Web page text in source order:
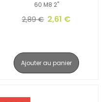
60 M8 2"
2,89 € 2,61 €
Ajouter au panier